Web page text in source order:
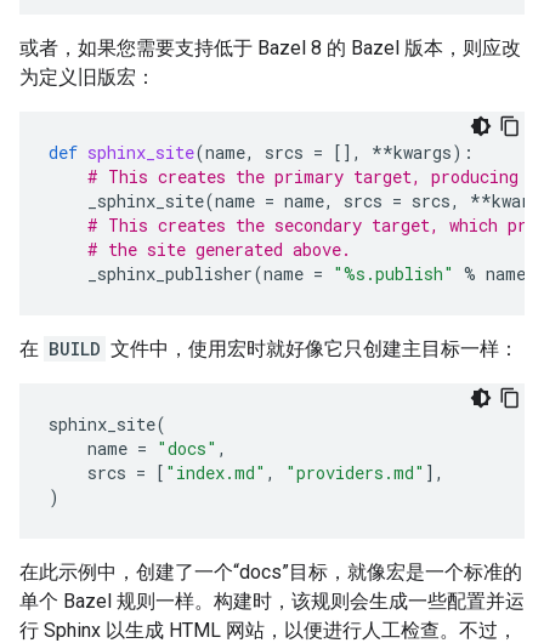
或者，如果您需要支持低于 Bazel 8 的 Bazel 版本，则应改
为定义旧版宏：
def sphinx_site(name, srcs = [], **kwargs):
# This creates the primary target, producing
_sphinx_site(name = name, srcs = srcs, **
# This creates the secondary target, which
# the site generated above.
_sphinx_publisher(name = "%s .publish" % name
在 BUILD 文件中，使用宏时就好像它只创建主目标一样：
sphinx_site(
name = "docs" ,
srcs = [ "index.md" , "providers.md" ],
)
在此示例中，创建了一个“docs”目标，就像宏是一个标准的
单个 Bazel 规则一样。构建时，该规则会生成一些配置并运
行 Sphinx 以生成 HTML 网站，以便进行人工检查。不过，